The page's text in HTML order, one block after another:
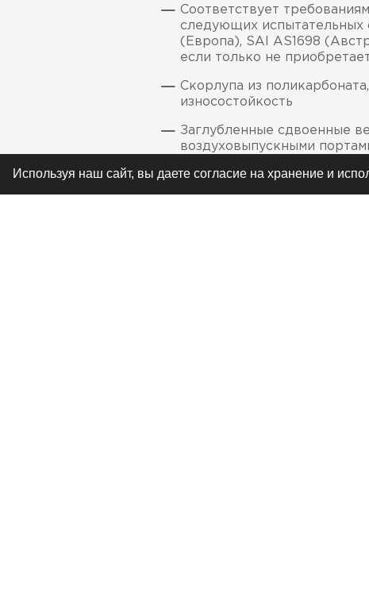
Используя наш сайт, вы даете согласие на хранение и
Соответствует
следующих испытательных
(Европа), SAI AS1698
если только не
Скорлупа из
износостойкость
Заглубленные сдвоенные
воздуховыпускными
Визор с антиконденсатным